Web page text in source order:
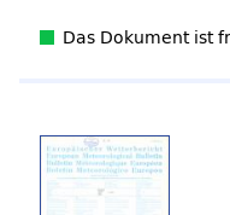
Das Dokument ist